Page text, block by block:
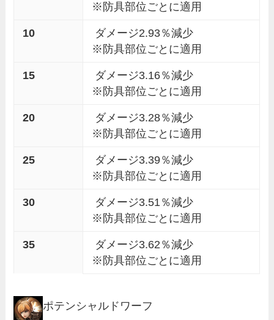
※防具部位ごとに適用
10
ダメージ2.93％減少
※防具部位ごとに適用
15
ダメージ3.16％減少
※防具部位ごとに適用
20
ダメージ3.28％減少
※防具部位ごとに適用
25
ダメージ3.39％減少
※防具部位ごとに適用
30
ダメージ3.51％減少
※防具部位ごとに適用
35
ダメージ3.62％減少
※防具部位ごとに適用
ポテンシャルドワーフ